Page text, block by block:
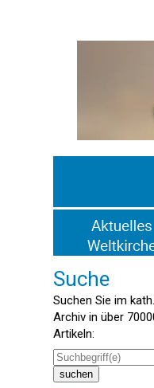
Suche
Suchen Sie im
Archiv in über
Artikeln: